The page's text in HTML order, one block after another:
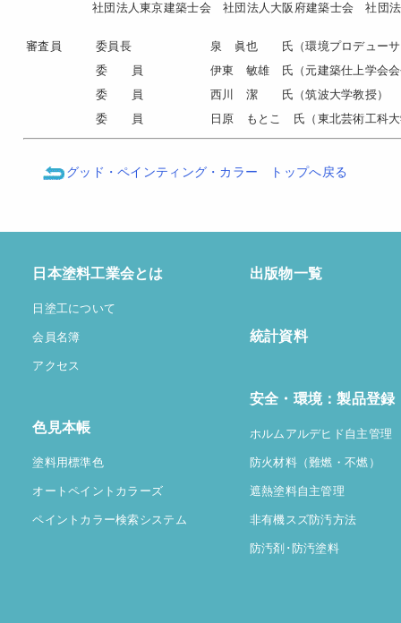
社団法人東京建築士会 社団法人 大阪府建築士会社団
審査員 委員長
泉 眞也 氏（環境プロデュー
委 員
伊東 敏雄 氏（元建築仕上学会会
委 員
西川 潔 氏（筑波大学教授）
委 員
日原 もとこ 氏（東北芸術工科大
グッド・ペインティング・カラー トップへ戻る
日本塗料工業会とは
日塗工について
会員名簿
アクセス
色見本帳
塗料用標準色
オートペイントカラーズ
ペイントカラー検索システム
出版物一覧
統計資料
安全・環境：製品登録
ホルムアルデヒド自主管理
防火材料（難燃・不燃）
遮熱塗料自主管理
非有機スズ防汚方法
防汚剤･防汚塗料